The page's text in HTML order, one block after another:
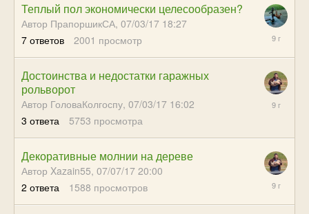
Теплый пол экономически целесообразен?
Автор ПрапоршикСА, 07/03/17 18:27
7 ответов 2001 просмотр
07/12/17
Достоинства и недостатки гаражных
рольворот
Автор ГоловаКолгоспу, 07/03/17 16:02
3 ответа 5753 просмотра
07/12/17
Декоративные молнии на дереве
Автор Xazain55, 07/07/17 20:00
2 ответа 1588 просмотров
07/12/17